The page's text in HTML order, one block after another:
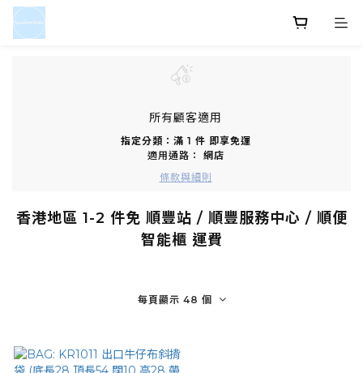
所有顧客適用
指定分類：滿 1 件 即享免運
適用通路： 網店
條款與細則
香港地區 1-2 件免 順豐站 / 順豐服務中心 / 順便
智能櫃 運費
每頁顯示 48 個